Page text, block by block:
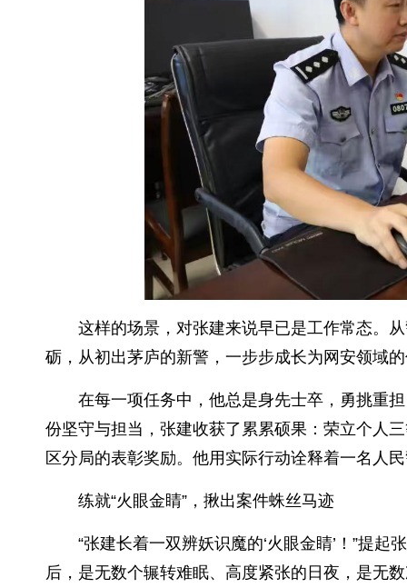
这样的场景，对张建来说早已是工作常态。
砺，从初出茅庐的新警，一步步成长为网安领域
在每一项任务中，他总是身先士卒，勇挑重
份坚守与担当，张建收获了累累硕果：荣立个人
区分局的表彰奖励。他用实际行动诠释着一名人
练就“火眼金睛”，揪出案件蛛丝马迹
“张建长着一双辨妖识魔的‘火眼金睛’！”提
后，是无数个辗转难眠、高度紧张的日夜，是无